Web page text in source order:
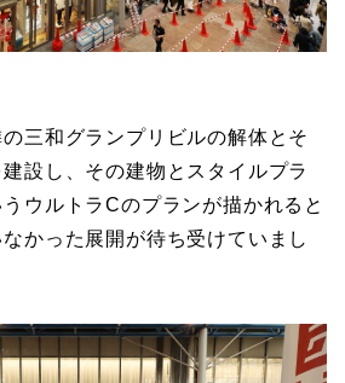
三和グランプリビルの解体とそ
設し、その建物とスタイルプラ
ウルトラCのプランが描かれると
かった展開が待ち受けていまし